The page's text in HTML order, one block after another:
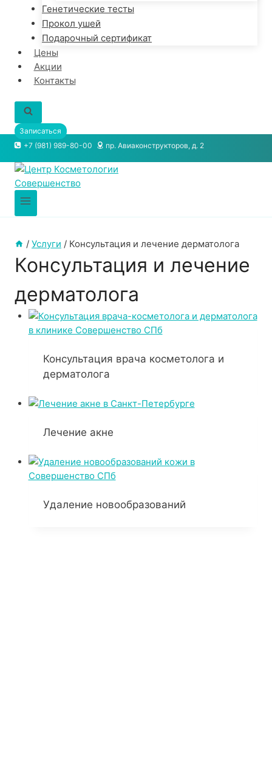
Генетические тесты
Прокол ушей
Подарочный сертификат
Цены
Акции
Контакты
Записаться
+7 (981) 989-80-00
пр. Авиаконструкторов, д. 2
/ Услуги / Консультация и лечение дерматолога
Консультация и лечение
дерматолога
Консультация врача косметолога и
дерматолога
Лечение акне
Удаление новообразований